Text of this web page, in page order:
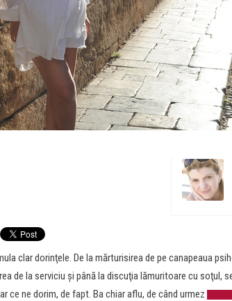
clar dorinţele. De la mărturisirea de pe canapeaua
de la serviciu şi până la discuţia lămuritoare cu soţul,
ce ne dorim, de fapt. Ba chiar aflu, de când urmez